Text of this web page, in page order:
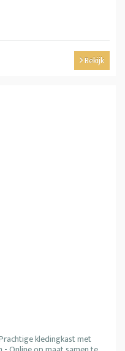
Bekijk
kledingkast met